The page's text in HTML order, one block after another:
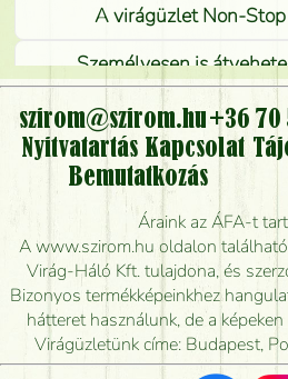
A virágüzlet Non-
Személyesen is
virágcsokrot, vagy csak
kérhető?
Vidékre is lehet
Meddig rendelhetek
kiszállítsák?
Mennyire gyorsan tudják
mikor tudják
Vörös rózsát keresek,
szirom@szirom.hu+36 70
Nyitvatartás Kapcsolat
Bemutatkozás
Áraink az ÁFA-t
A www.szirom.hu oldalon
Virág-Háló Kft. tulajdona, és
Bizonyos termékképeinkhez
hátteret használunk, de a
Virágüzletünk címe: Budapest,